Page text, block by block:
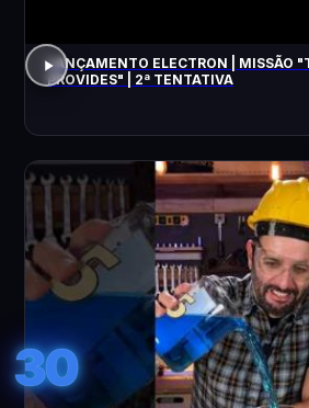
LANÇAMENTO ELECTRON | MISSÃO
PROVIDES" | 2ª TENTATIVA
30